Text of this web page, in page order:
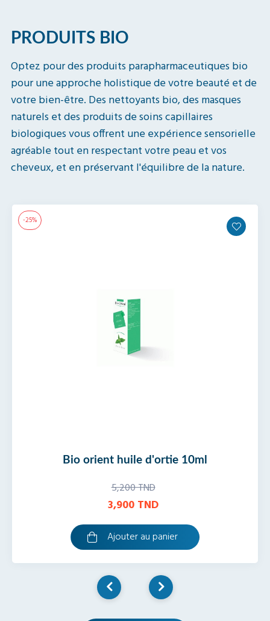
PRODUITS BIO
Optez pour des produits parapharmaceutiques bio
pour une approche holistique de votre beauté et de
votre bien-être. Des nettoyants bio, des masques
naturels et des produits de soins capillaires
biologiques vous offrent une expérience sensorielle
agréable tout en respectant votre peau et vos
cheveux, et en préservant l'équilibre de la nature.
orient huile d'ortie 10ml
Ajouter au panier